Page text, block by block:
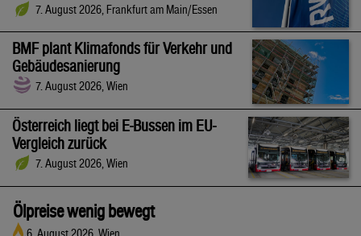
7. August 2026, Frankfurt am Main/Essen
BMF plant Klimafonds für Verkehr und
Gebäudesanierung
7. August 2026, Wien
Österreich liegt bei E-Bussen im EU-
Vergleich zurück
7. August 2026, Wien
Ölpreise wenig bewegt